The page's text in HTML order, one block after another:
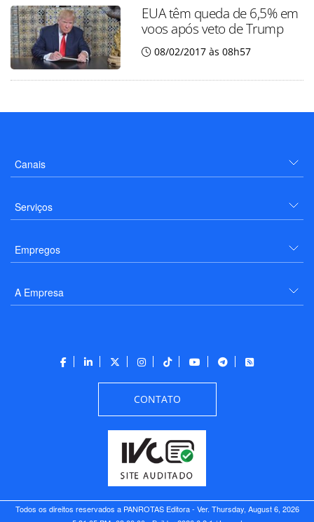
EUA têm queda de 6,5% em
voos após veto de Trump
08/02/2017 às 08h57
Canais
Serviços
Empregos
A Empresa
CONTATO
Todos os direitos reservados a PANROTAS Editora - Ver. Thursday, August 6, 2026